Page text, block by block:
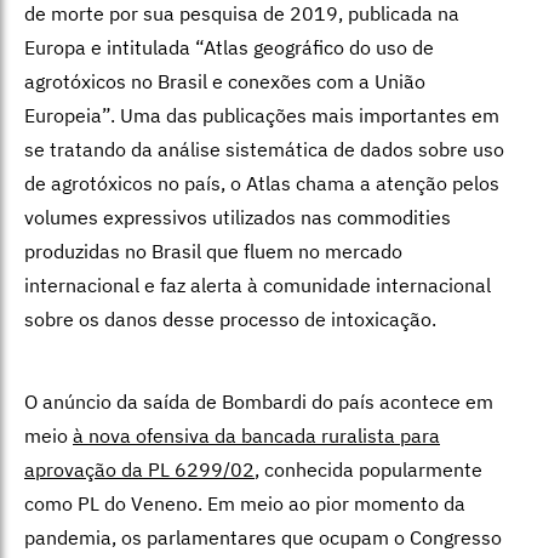
de morte por sua pesquisa de 2019, publicada na
Europa e intitulada “Atlas geográfico do uso de
agrotóxicos no Brasil e conexões com a União
Europeia”. Uma das publicações mais importantes em
se tratando da análise sistemática de dados sobre uso
de agrotóxicos no país, o Atlas chama a atenção pelos
volumes expressivos utilizados nas commodities
produzidas no Brasil que fluem no mercado
internacional e faz alerta à comunidade internacional
sobre os danos desse processo de intoxicação.
O anúncio da saída de Bombardi do país acontece em
meio à nova ofensiva da bancada ruralista para
aprovação da PL 6299/02, conhecida popularmente
como PL do Veneno. Em meio ao pior momento da
pandemia, os parlamentares que ocupam o Congresso